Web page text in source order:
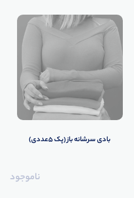
بادی سرشانه باز (پک 5عددی)
ناموجود